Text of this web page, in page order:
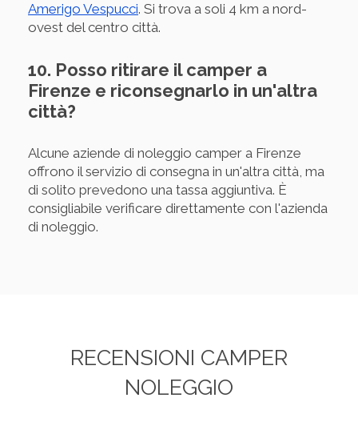
Amerigo Vespucci. Si trova a soli 4 km a nord-
ovest del centro città.
10. Posso ritirare il camper a
Firenze e riconsegnarlo in un'altra
città?
Alcune aziende di noleggio camper a Firenze
offrono il servizio di consegna in un'altra città, ma
di solito prevedono una tassa aggiuntiva. È
consigliabile verificare direttamente con l'azienda
di noleggio.
RECENSIONI CAMPER
NOLEGGIO